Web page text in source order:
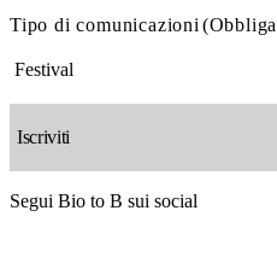
Tipo di comunicazioni
Segui Bio to B sui social